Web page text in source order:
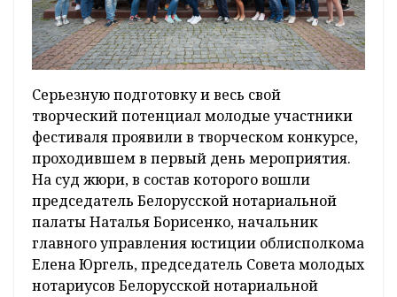
Серьезную подготовку и весь свой
творческий потенциал молодые участники
фестиваля проявили в творческом конкурсе,
проходившем в первый день мероприятия.
На суд жюри, в состав которого вошли
председатель Белорусской нотариальной
палаты Наталья Борисенко, начальник
главного управления юстиции облисполкома
Елена Юргель, председатель Совета молодых
нотариусов Белорусской нотариальной